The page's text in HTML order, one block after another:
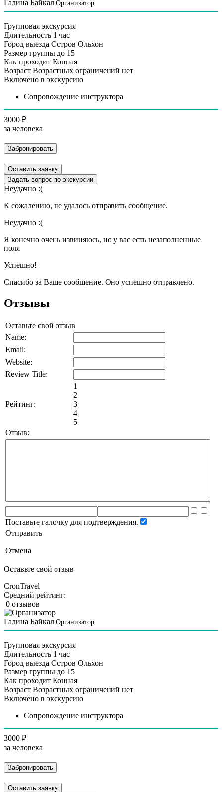
Галина Байкал Организатор
Групповая экскурсия
Длительность 1 час
Город выезда Остров Ольхон
Размер группы до 15
Как проходит Конная
Возраст Возрастных ограничений нет
Включено в экскурсию
Сопровождение инструктора
3000 ₽
за человека
Забронировать
Оставить заявку
Задать вопрос по экскурсии
Неудачно :(
К сожалению, не удалось отправить сообщение.
Неудачно :(
Я конечно очень извиняюсь, но у вас есть незаполненные
поля
Успешно!
Спасибо за Ваше сообщение. Оно успешно отправлено.
Отзывы
Оставьте свой отзыв
Name:
Email:
Website:
Review Title:
Рейтинг:
1
2
3
4
5
Отзыв:
Поставьте галочку для подтверждения.
Отправить
Отмена
Оставьте свой отзыв
CronTravel
Средний рейтинг:
0 отзывов
Галина Байкал Организатор
Групповая экскурсия
Длительность 1 час
Город выезда Остров Ольхон
Размер группы до 15
Как проходит Конная
Возраст Возрастных ограничений нет
Включено в экскурсию
Сопровождение инструктора
3000 ₽
за человека
Забронировать
Оставить заявку